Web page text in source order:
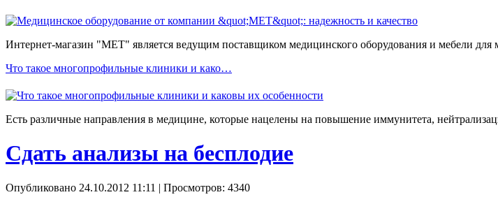
Интернет-магазин "МЕТ" является ведущим поставщиком медицинского оборудования и мебели
Что такое многопрофильные клиники и како…
Есть различные направления в медицине, которые нацелены на повышение иммунитета,
Сдать анализы на бесплодие
Опубликовано 24.10.2012 11:11 | Просмотров: 4340